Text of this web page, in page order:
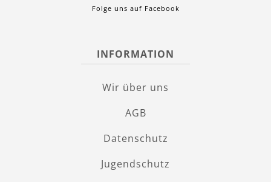
Folge uns auf Facebook
INFORMATION
Wir über uns
AGB
Datenschutz
Jugendschutz